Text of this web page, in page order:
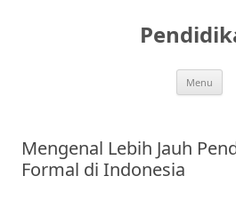
Menu
Mengenal Lebih Jauh
Formal di Indonesia